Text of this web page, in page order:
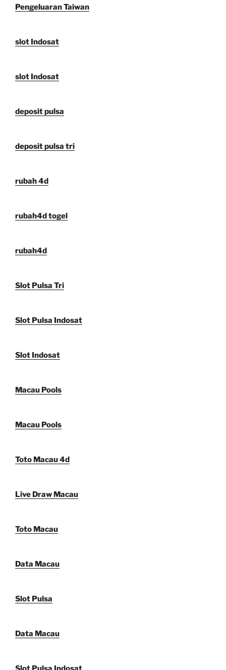
Pengeluaran Taiwan
slot Indosat
slot Indosat
deposit pulsa
deposit pulsa tri
rubah 4d
rubah4d togel
rubah4d
Slot Pulsa Tri
Slot Pulsa Indosat
Slot Indosat
Macau Pools
Macau Pools
Toto Macau 4d
Live Draw Macau
Toto Macau
Data Macau
Slot Pulsa
Data Macau